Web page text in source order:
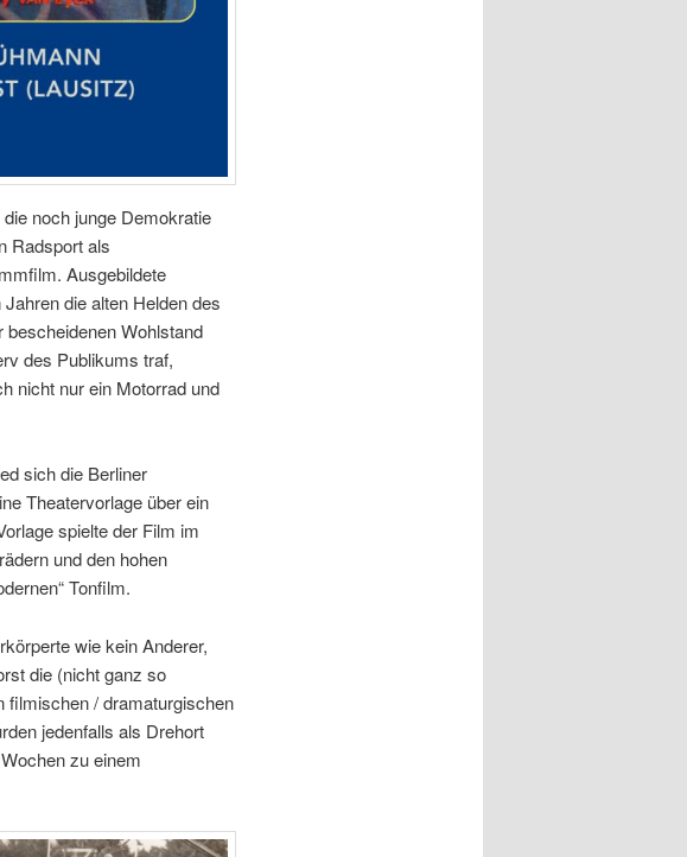
noch junge Demokratie
Radsport als
Ausgebildete
die alten Helden des
Wohlstand
des Publikums traf,
nicht nur ein Motorrad und
sich die Berliner
Theatervorlage über ein
spielte der Film im
und den hohen
Tonfilm.
wie kein Anderer,
die (nicht ganz so
filmischen / dramaturgischen
jedenfalls als Drehort
zu einem